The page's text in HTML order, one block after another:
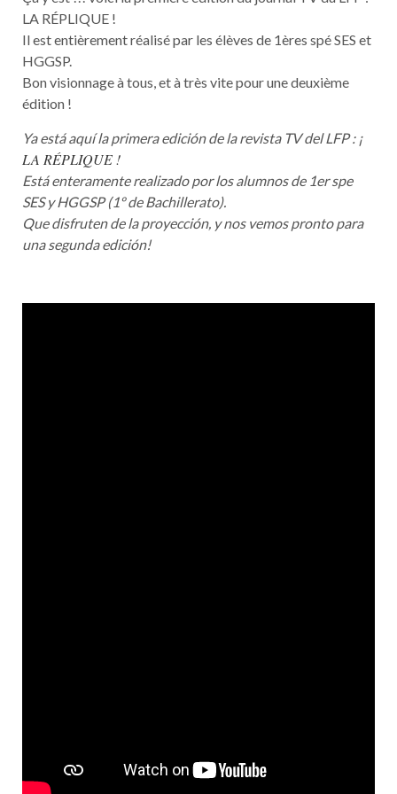
LA RÉPLIQUE !
Il est entièrement réalisé par les élèves de 1ères spé SES et
HGGSP.
Bon visionnage à tous, et à très vite pour une deuxième
édition !
Ya está aquí la primera edición de la revista TV del LFP : ¡
LA RÉPLIQUE !
Está enteramente realizado por los alumnos de 1er spe
SES y HGGSP (1º de Bachillerato).
Que disfruten de la proyección, y nos vemos pronto para
una segunda edición!